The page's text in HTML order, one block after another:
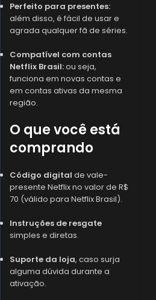
Perfeito para presentes:
além disso, é fácil de usar e
agrada qualquer fã de séries.
Compatível com contas
Netflix Brasil:ou seja,
funciona em novas contas e
em contas ativas da mesma
região.
O que você está
comprando
Código digital de vale-
presente Netflix no valor de R$
70 (válido para Netflix Brasil).
Instruções de resgate
simples e diretas.
Suporte da loja, caso surja
alguma dúvida durante a
ativação.